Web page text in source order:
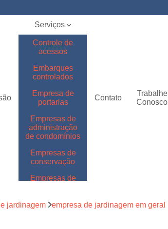
Serviços
Controle de
acessos
Embarques
controlados
Empresa de
portarias
Empresas de
administração
de condomínios
Empresas de
conservação
Empresas de
Empresas de
Contato
Trabalhe
Conosco
jardinagem empresa de jardinagem em geral